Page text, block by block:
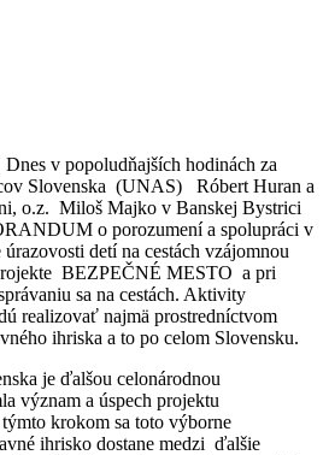
v popoludňajších hodinách za
Slovenska (UNAS) Róbert Huran a
o.z. Miloš Majko v Banskej Bystrici
o porozumení a spolupráci v
detí na cestách vzájomnou
BEZPEČNÉ MESTO a pri
sa na cestách. Aktivity
realizovať najmä prostredníctvom
ihriska a to po celom Slovensku.
je ďalšou celonárodnou
význam a úspech projektu
krokom sa toto výborne
ihrisko dostane medzi ďalšie